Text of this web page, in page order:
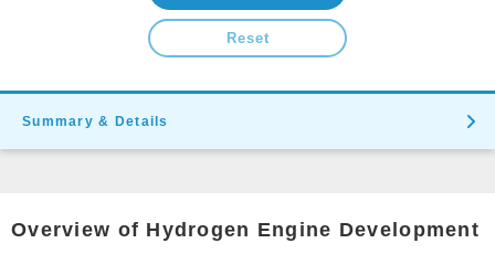
Reset
Summary & Details
Overview of Hydrogen Engine Development